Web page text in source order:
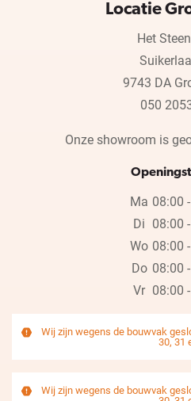
Locatie
Het
9743 DA
050
Onze showroom is
Ma 08:00
Di 08:00
Wo 08:00
Do 08:00
Vr 08:00
Wij zijn wegens de bouwvak
30, 31
Wij zijn wegens de bouwvak